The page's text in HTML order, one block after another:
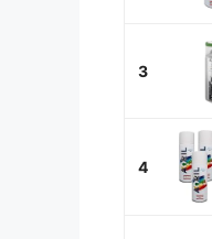
3
4